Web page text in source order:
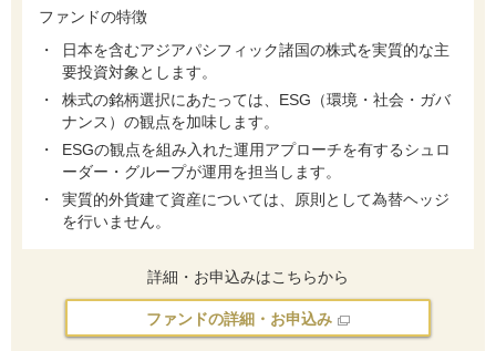
ファンドの特徴
日本を含むアジアパシフィック諸国の株式を実質的な主
要投資対象とします。
株式の銘柄選択にあたっては、ESG（環境・社会・ガバ
ナンス）の観点を加味します。
ESGの観点を組み入れた運用アプローチを有するシュロ
ーダー・グループが運用を担当します。
実質的外貨建て資産については、原則として為替ヘッジ
を行いません。
詳細・お申込みはこちらから
ファンドの詳細・お申込み